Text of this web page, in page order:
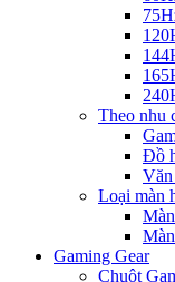
Theo nhu
Đồ
Văn
Loại màn
Gaming Gear
Chuột